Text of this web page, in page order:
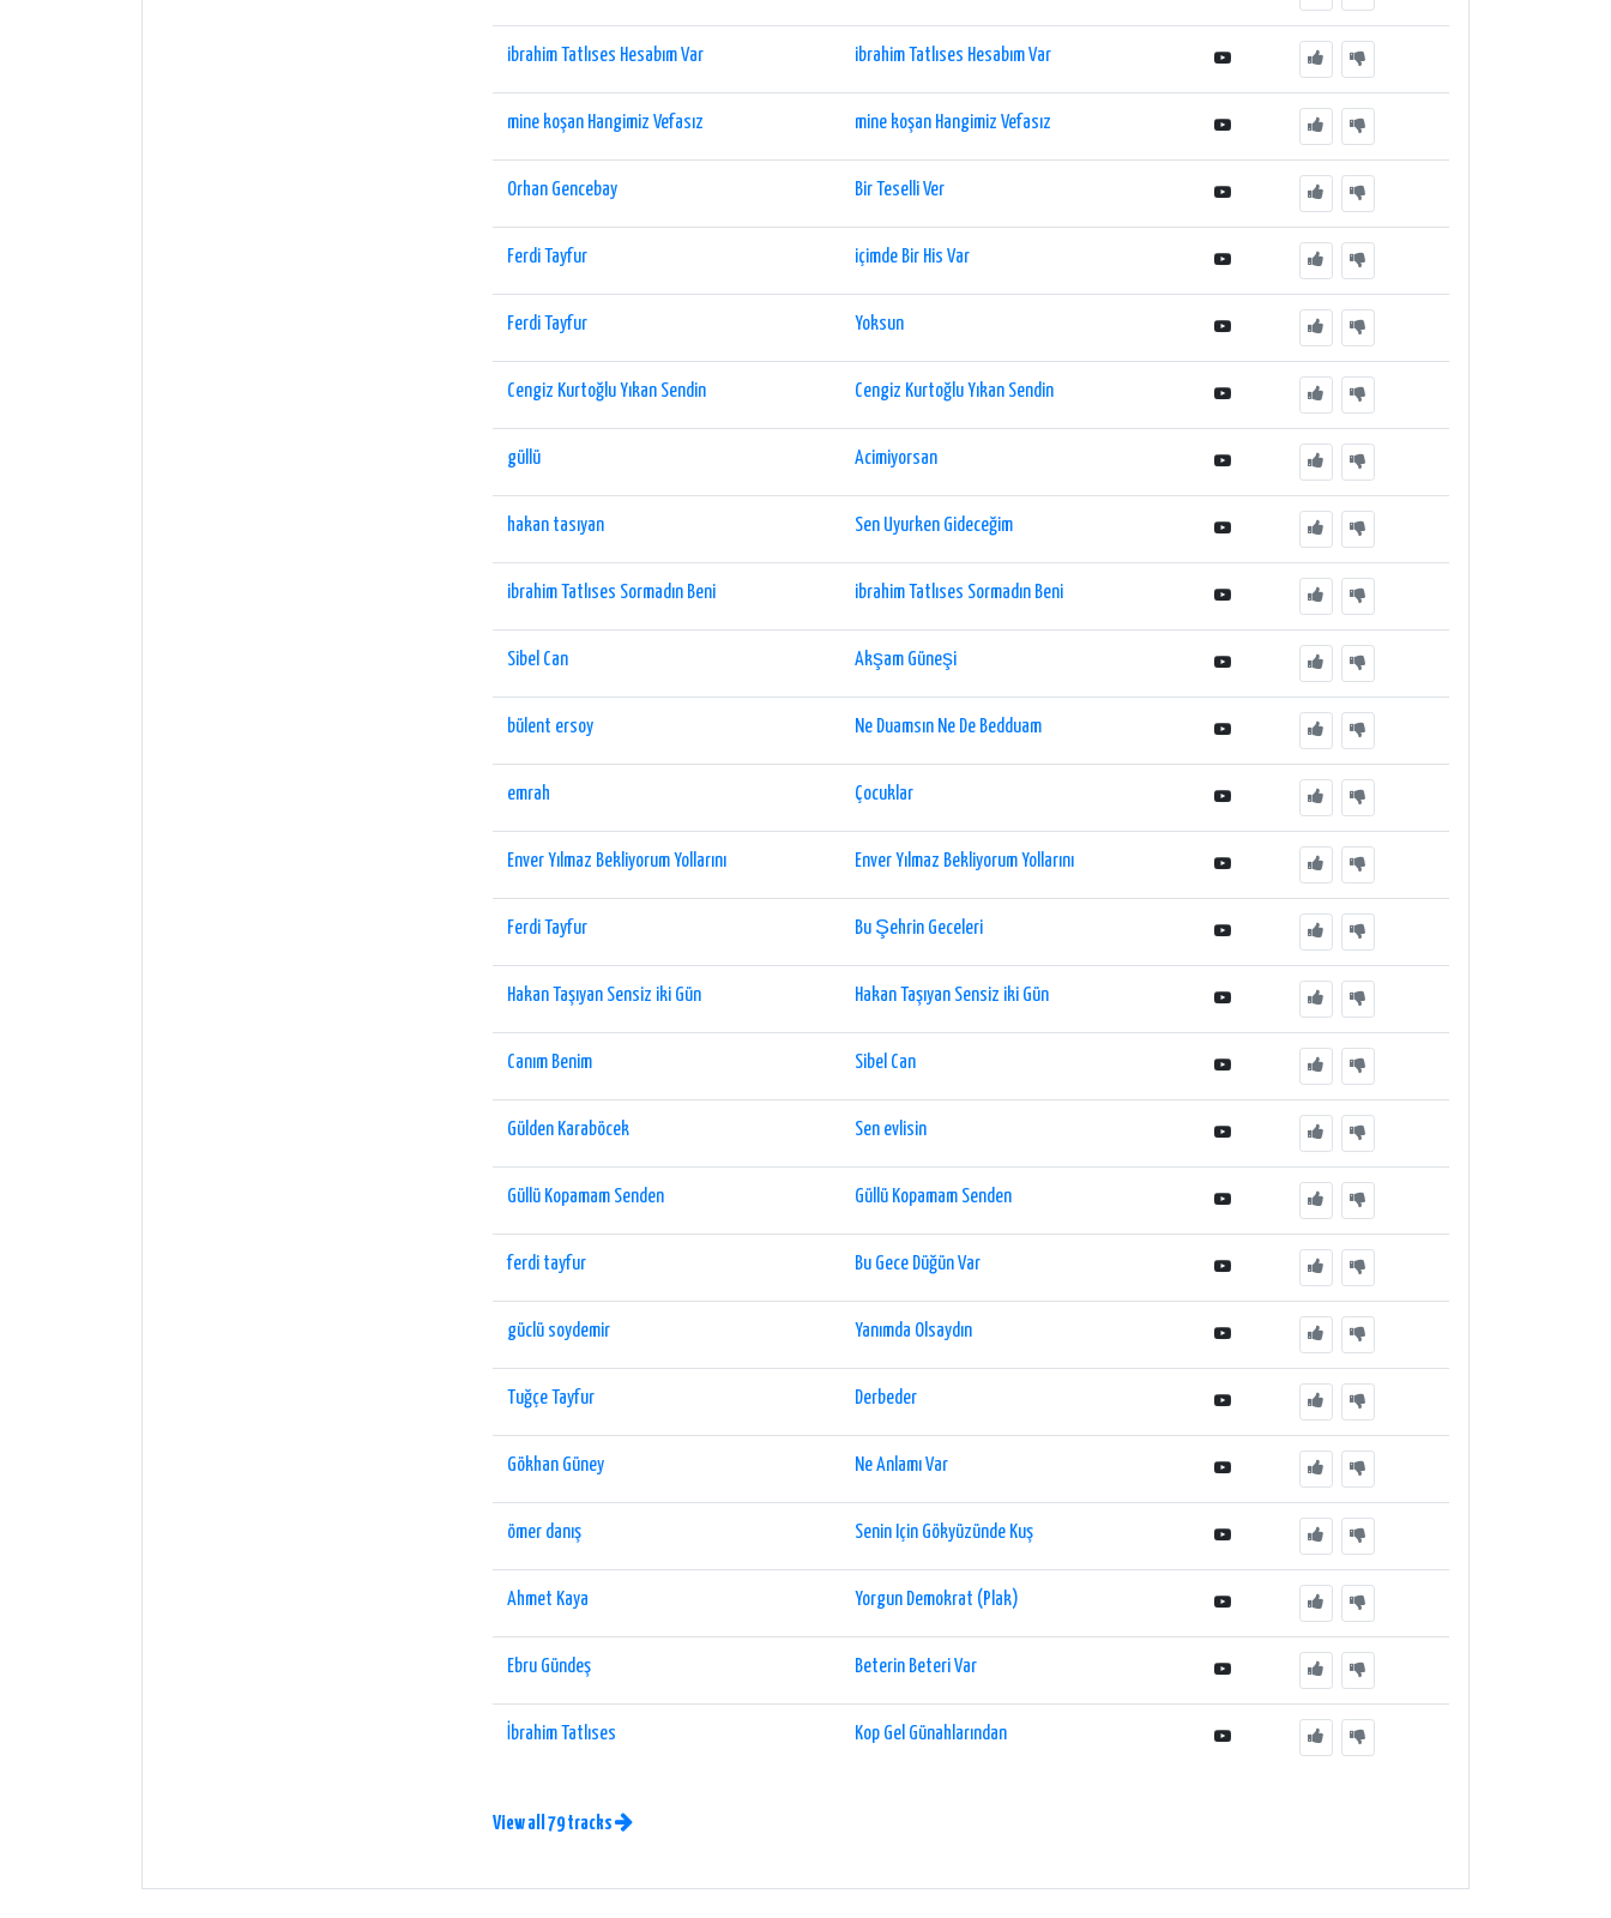
ibrahim Tatlıses Hesabım Var ibrahim Tatlıses Hesabım Var
mine koşan Hangimiz Vefasız mine koşan Hangimiz Vefasız
Orhan Gencebay Bir Teselli Ver
Ferdi Tayfur içimde Bir His Var
Ferdi Tayfur Yoksun
Cengiz Kurtoğlu Yıkan Sendin Cengiz Kurtoğlu Yıkan Sendin
güllü Acimiyorsan
hakan tasıyan Sen Uyurken Gideceğim
ibrahim Tatlıses Sormadın Beni ibrahim Tatlıses Sormadın Beni
Sibel Can Akşam Güneşi
bülent ersoy Ne Duamsın Ne De Bedduam
emrah Çocuklar
Enver Yılmaz Bekliyorum Yollarını Enver Yılmaz Bekliyorum Yollarını
Ferdi Tayfur Bu Şehrin Geceleri
Hakan Taşıyan Sensiz iki Gün Hakan Taşıyan Sensiz iki Gün
Canım Benim Sibel Can
Gülden Karaböcek Sen evlisin
Güllü Kopamam Senden Güllü Kopamam Senden
ferdi tayfur Bu Gece Düğün Var
güclü soydemir Yanımda Olsaydın
Tuğçe Tayfur Derbeder
Gökhan Güney Ne Anlamı Var
ömer danış Senin Için Gökyüzünde Kuş
Ahmet Kaya Yorgun Demokrat (Plak)
Ebru Gündeş Beterin Beteri Var
İbrahim Tatlıses Kop Gel Günahlarından
View all 79 tracks